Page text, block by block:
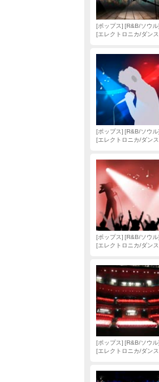
ポップス
R&B/ソウル
エレクトロニカ/ダンス
ポップス
R&B/ソウル
エレクトロニカ/ダンス
ポップス
R&B/ソウル
エレクトロニカ/ダンス
ポップス
R&B/ソウル
エレクトロニカ/ダンス